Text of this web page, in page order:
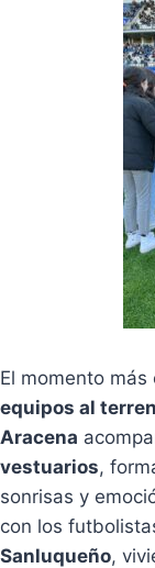
El momento
equipos al
Aracena
vestuarios,
sonrisas y
con los
Sanluqueño,